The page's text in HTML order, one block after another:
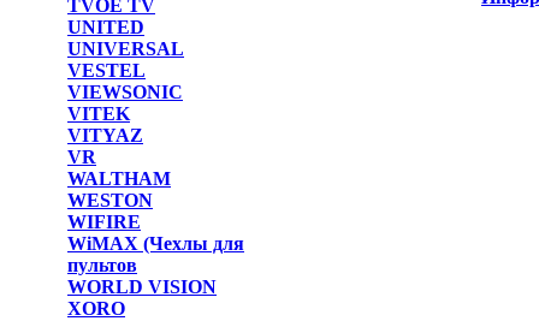
TVOE TV
UNITED
UNIVERSAL
VESTEL
VIEWSONIC
VITEK
VITYAZ
VR
WALTHAM
WESTON
WIFIRE
WiMAX (Чехлы для
пультов
WORLD VISION
XORO